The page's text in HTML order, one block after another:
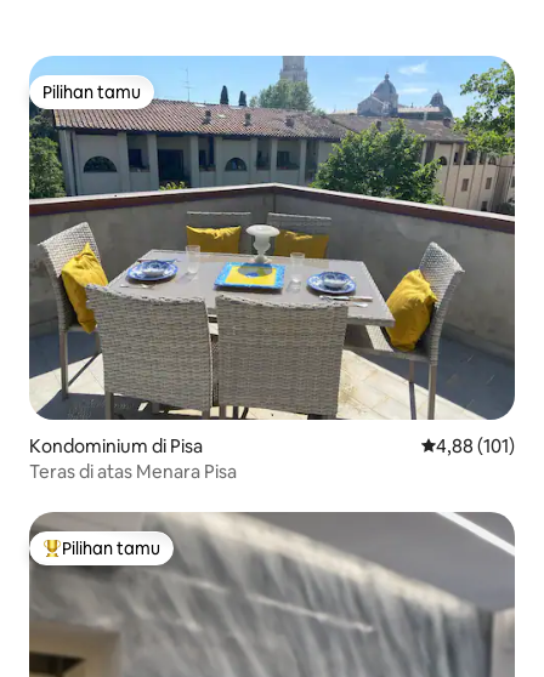
Pilihan tamu
Pilihan tamu
Kondominium di Pisa Nilai rata-rata
4,88 (101)
Teras di atas Menara Pisa
Pilihan tamu terpopuler
Pilihan tamu